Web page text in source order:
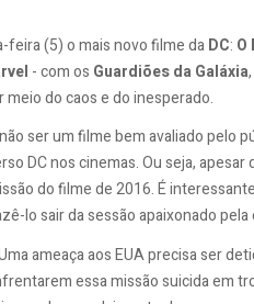
feira (5) o mais novo filme daDC: O
- com os Guardiões da Galáxia
do caos e do inesperado.
ser um filme bem avaliado pelo
DC nos cinemas. Ou seja,
do filme de 2016. É
lo sair da sessão apaixonado
ameaça aos EUA precisa ser
essa missão suicida em